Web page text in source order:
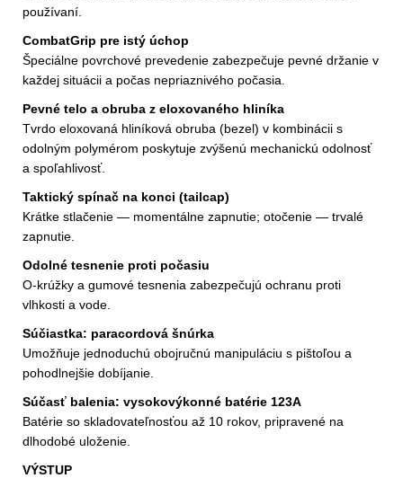
používaní.
CombatGrip pre istý úchop
Špeciálne povrchové prevedenie zabezpečuje pevné držanie v
každej situácii a počas nepriaznivého počasia.
Pevné telo a obruba z eloxovaného hliníka
Tvrdo eloxovaná hliníková obruba (bezel) v kombinácii s
odolným polymérom poskytuje zvýšenú mechanickú odolnosť
a spoľahlivosť.
Taktický spínač na konci (tailcap)
Krátke stlačenie — momentálne zapnutie; otočenie — trvalé
zapnutie.
Odolné tesnenie proti počasiu
O-krúžky a gumové tesnenia zabezpečujú ochranu proti
vlhkosti a vode.
Súčiastka: paracordová šnúrka
Umožňuje jednoduchú obojručnú manipuláciu s pištoľou a
pohodlnejšie dobíjanie.
Súčasť balenia: vysokovýkonné batérie 123A
Batérie so skladovateľnosťou až 10 rokov, pripravené na
dlhodobé uloženie.
VÝSTUP